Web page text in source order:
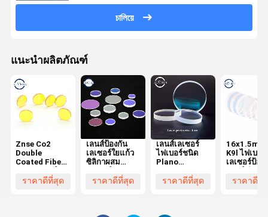
চালিয়ে
แนะนำผลิตภัณฑ์
Znse Co2
Double
Coated Fiber
12.7x2.5mm
ราคาดีที่สุด
เลนส์ป้องกัน
เลเซอร์ใยแก้ว
ซิลิกาผสม
1064nm
ราคาดีที่สุด
เลนส์เลเซอร์
ไฟเบอร์ชนิด
Plano
กลม
ราคาดีที่สุด
16x1.5mm
K9l ไฟเบอร์
เลเซอร์ป้อง
1550nm
ราคาดีที่